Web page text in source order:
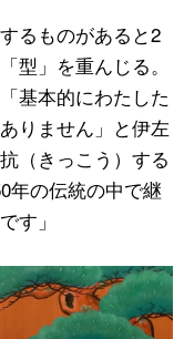
るものがあると2
型」を重んじる。
基本的にわたした
りません」と伊左
（きっこう）する
年の伝統の中で継
す」